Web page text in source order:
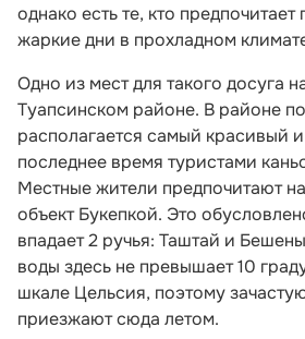
однако есть те, кто
жаркие дни в прохладном
Одно из мест для такого досуга
Туапсинском районе. В районе
располагается самый красивый
последнее время туристами
Местные жители предпочитают
объект Букепкой. Это
впадает 2 ручья: Таштай и
воды здесь не превышает 10
шкале Цельсия, поэтому
приезжают сюда летом.